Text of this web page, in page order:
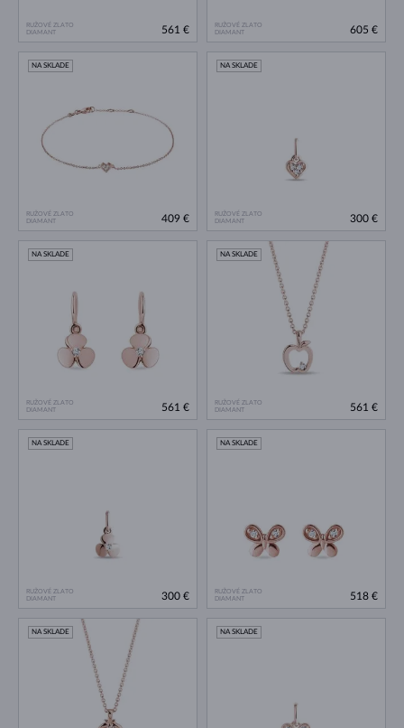
RUŽOVÉ ZLATO
DIAMANT
561 €
RUŽOVÉ ZLATO
DIAMANT
605 €
RUŽOVÉ ZLATO
DIAMANT
NA SKLADE
409 €
RUŽOVÉ ZLATO
DIAMANT
NA SKLADE
300 €
RUŽOVÉ ZLATO
DIAMANT
NA SKLADE
561 €
RUŽOVÉ ZLATO
DIAMANT
NA SKLADE
561 €
RUŽOVÉ ZLATO
DIAMANT
NA SKLADE
300 €
RUŽOVÉ ZLATO
DIAMANT
NA SKLADE
518 €
NA SKLADE NA SKLADE